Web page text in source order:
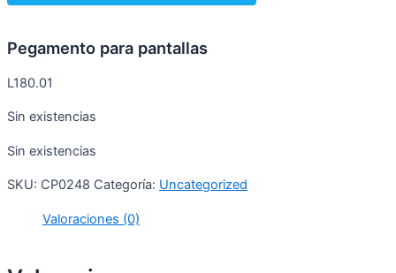
Pegamento para pantallas
L180.01
Sin existencias
Sin existencias
SKU: CP0248 Categoría: Uncategorized
Valoraciones (0)